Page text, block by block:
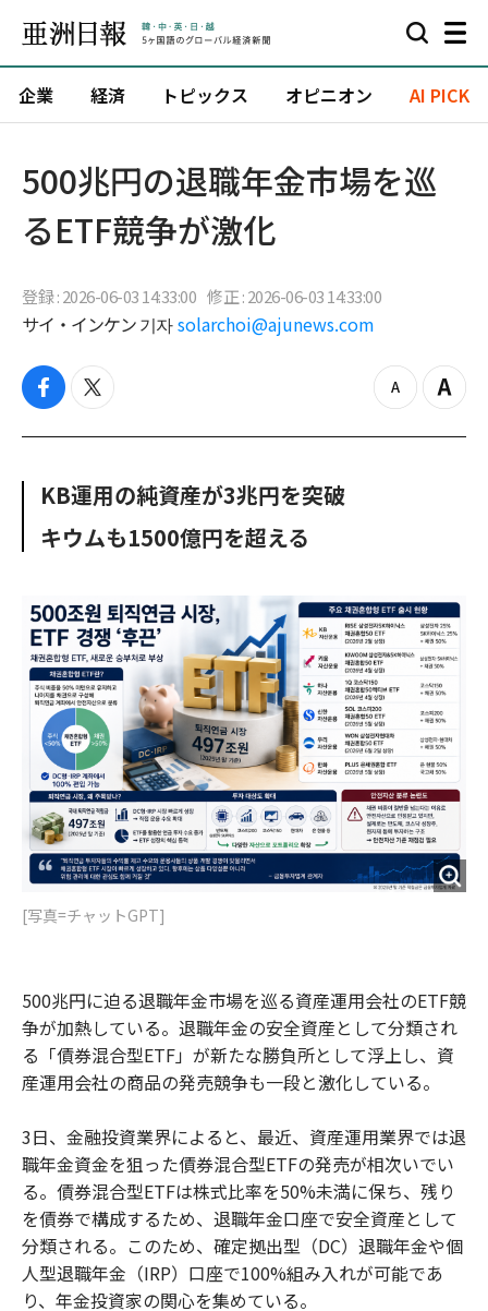
企業 経済 トピックス オピニオン AI PICK
500兆円の退職年金市場を巡
るETF競争が激化
登録 : 2026-06-03 14:33:00 修正 : 2026-06-03 14:33:00
サイ・インケン 기자 solarchoi@ajunews.com
f
c
o
k
t
i
e
z
o
Z
o
KB運用の純資産が3兆円を突破
キウムも1500億円を超える
[写真=チャットGPT]
500兆円に迫る退職年金市場を巡る資産運用会社のETF競
争が加熱している。退職年金の安全資産として分類され
る「債券混合型ETF」が新たな勝負所として浮上し、資
産運用会社の商品の発売競争も一段と激化している。
3日、金融投資業界によると、最近、資産運用業界では退
職年金資金を狙った債券混合型ETFの発売が相次いでい
る。債券混合型ETFは株式比率を50%未満に保ち、残り
を債券で構成するため、退職年金口座で安全資産として
分類される。このため、確定拠出型（DC）退職年金や個
人型退職年金（IRP）口座で100%組み入れが可能であ
り、年金投資家の関心を集めている。